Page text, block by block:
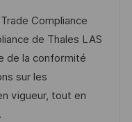
t
e
g
o
r
Compliance
de Thales LAS
de la conformité
sur les
vigueur, tout en